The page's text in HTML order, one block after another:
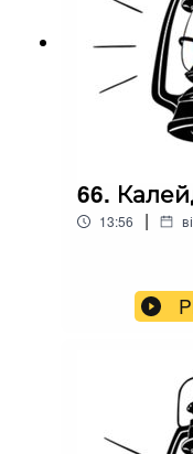
66.
13:56 |